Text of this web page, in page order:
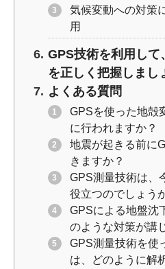
気候変動への対策
用
GPS技術を利用して
を正しく把握しまし
よくある質問
GPSを使った地殻
に行われますか？
地震が起きる前に
きますか？
GPS測量技術は、
役立つのでしょう
GPSによる地盤沈
のような対策が講
GPS測量技術を使
は、どのように解